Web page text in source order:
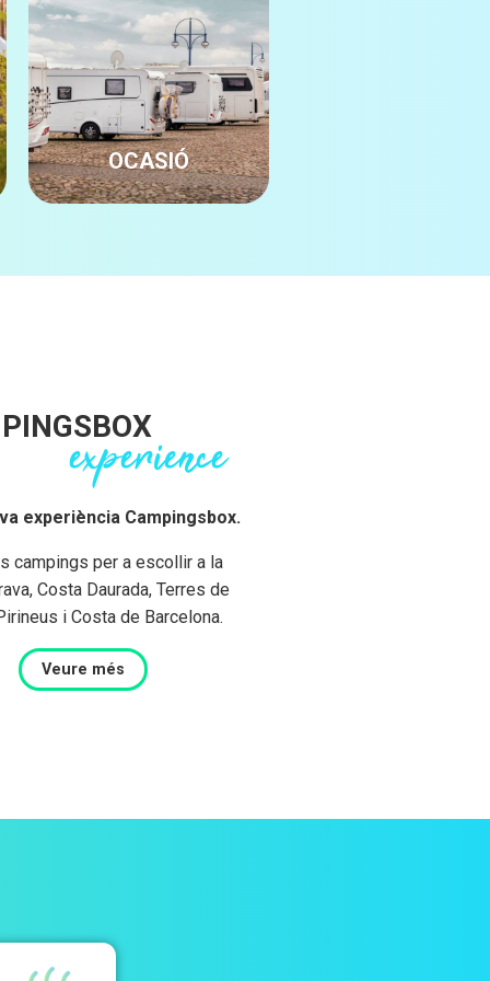
OCASIÓ
experience
experiència Campingsbox.
campings per a escollir a la
Costa Daurada, Terres de
i Costa de Barcelona.
Veure més